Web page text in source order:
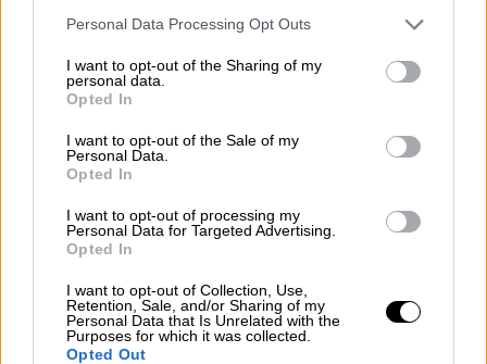
Please note that this website/app uses one or more Google
not limited to your visit or usage behaviour. You may click to
grant or deny consent to Google and its third-party tags to
use your data for below specified purposes in below Google
consent section.
Personal Data Processing Opt Outs
I want to opt-out of the Sharing of my
personal data.
Opted In
I want to opt-out of the Sale of my
Personal Data.
Opted In
I want to opt-out of processing my
Personal Data for Targeted Advertising.
Opted In
I want to opt-out of Collection, Use,
Retention, Sale, and/or Sharing of my
Personal Data that Is Unrelated with the
Purposes for which it was collected.
Opted Out